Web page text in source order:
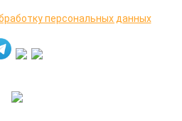
персональных данных